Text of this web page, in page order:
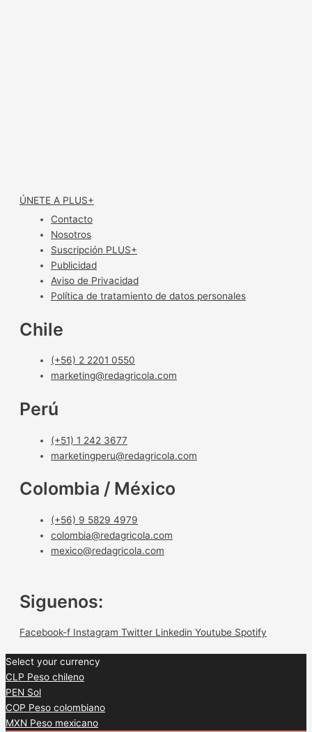
ÚNETE A PLUS+
Contacto
Nosotros
Suscripción PLUS+
Publicidad
Aviso de Privacidad
Política de tratamiento de datos personales
Chile
(+56) 2 2201 0550
marketing@redagricola.com
Perú
(+51) 1 242 3677
marketingperu@redagricola.com
Colombia / México
(+56) 9 5829 4979
colombia@redagricola.com
mexico@redagricola.com
Siguenos:
Facebook-f Instagram Twitter Linkedin Youtube Spotify
Select your currency
CLP Peso chileno
PEN Sol
COP Peso colombiano
MXN Peso mexicano